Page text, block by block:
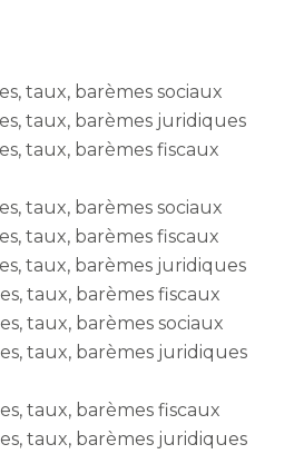
taux, barèmes sociaux
taux, barèmes juridiques
taux, barèmes fiscaux
taux, barèmes sociaux
taux, barèmes fiscaux
taux, barèmes juridiques
taux, barèmes fiscaux
taux, barèmes sociaux
taux, barèmes juridiques
taux, barèmes fiscaux
taux, barèmes juridiques